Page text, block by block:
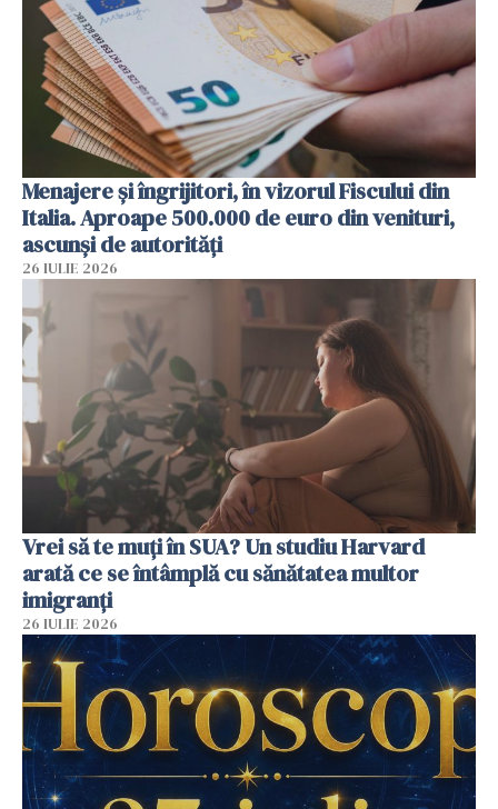
Menajere și îngrijitori, în vizorul Fiscului din
Italia. Aproape 500.000 de euro din venituri,
ascunși de autorități
26 IULIE 2026
Vrei să te muți în SUA? Un studiu Harvard
arată ce se întâmplă cu sănătatea multor
imigranți
26 IULIE 2026